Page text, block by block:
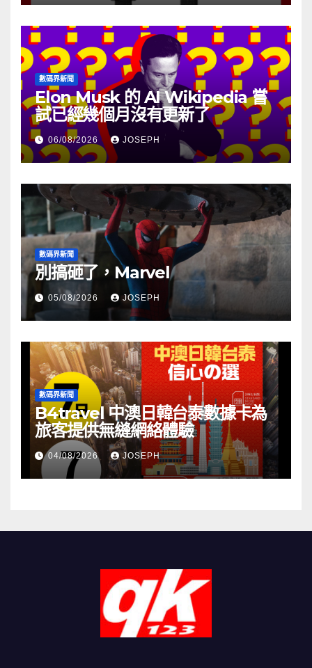
數碼界新聞
Elon Musk 的 AI Wikipedia 嘗
試已經幾個月沒有更新了
06/08/2026 JOSEPH
數碼界新聞
別搞砸了，Marvel
05/08/2026 JOSEPH
數碼界新聞
B4travel 中澳日韓台泰數據卡為
旅客提供無縫網絡體驗
04/08/2026 JOSEPH